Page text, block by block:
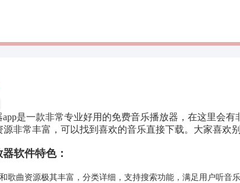
app是一款非常专业好用的免费音乐播放器，在这里会
非常丰富，可以找到喜欢的音乐直接下载。大家喜欢别
器软件特色：
歌曲资源极其丰富，分类详细，支持搜索功能，满足用户听音乐